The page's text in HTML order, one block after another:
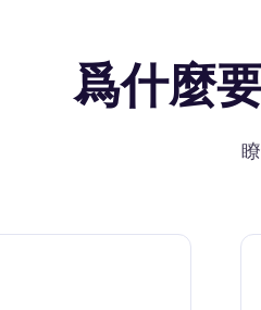
爲什麼